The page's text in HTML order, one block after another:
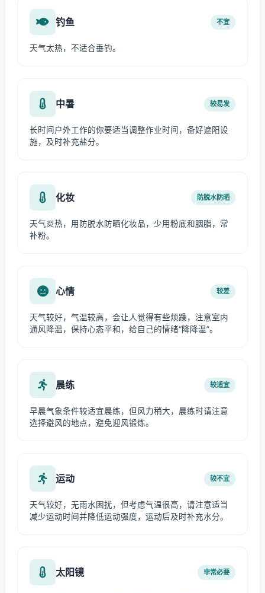
钓鱼 不宜
天气太热，不适合垂钓。
中暑 较易发
长时间户外工作的你要适当调整作业时间，备好遮阳设
施，及时补充盐分。
化妆 防脱水防晒
天气炎热，用防脱水防晒化妆品，少用粉底和胭脂，常
补粉。
心情 较差
天气较好，气温较高，会让人觉得有些烦躁，注意室内
通风降温，保持心态平和，给自己的情绪“降降温”。
晨练 较适宜
早晨气象条件较适宜晨练，但风力稍大，晨练时请注意
选择避风的地点，避免迎风锻炼。
运动 较不宜
天气较好，无雨水困扰，但考虑气温很高，请注意适当
减少运动时间并降低运动强度，运动后及时补充水分。
太阳镜 非常必要